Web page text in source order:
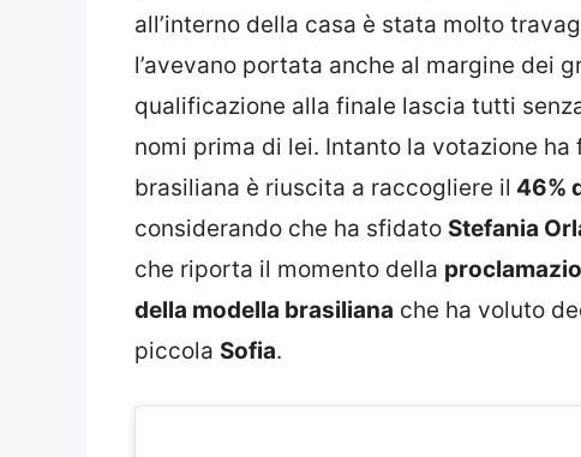
all’interno della casa è stata molto
l’avevano portata anche al margine dei
qualificazione alla finale lascia tutti
nomi prima di lei. Intanto la votazione
brasiliana è riuscita a raccogliere il 46%
considerando che ha sfidato Stefania
che riporta il momento della
della modella brasiliana che ha voluto
piccola Sofia.